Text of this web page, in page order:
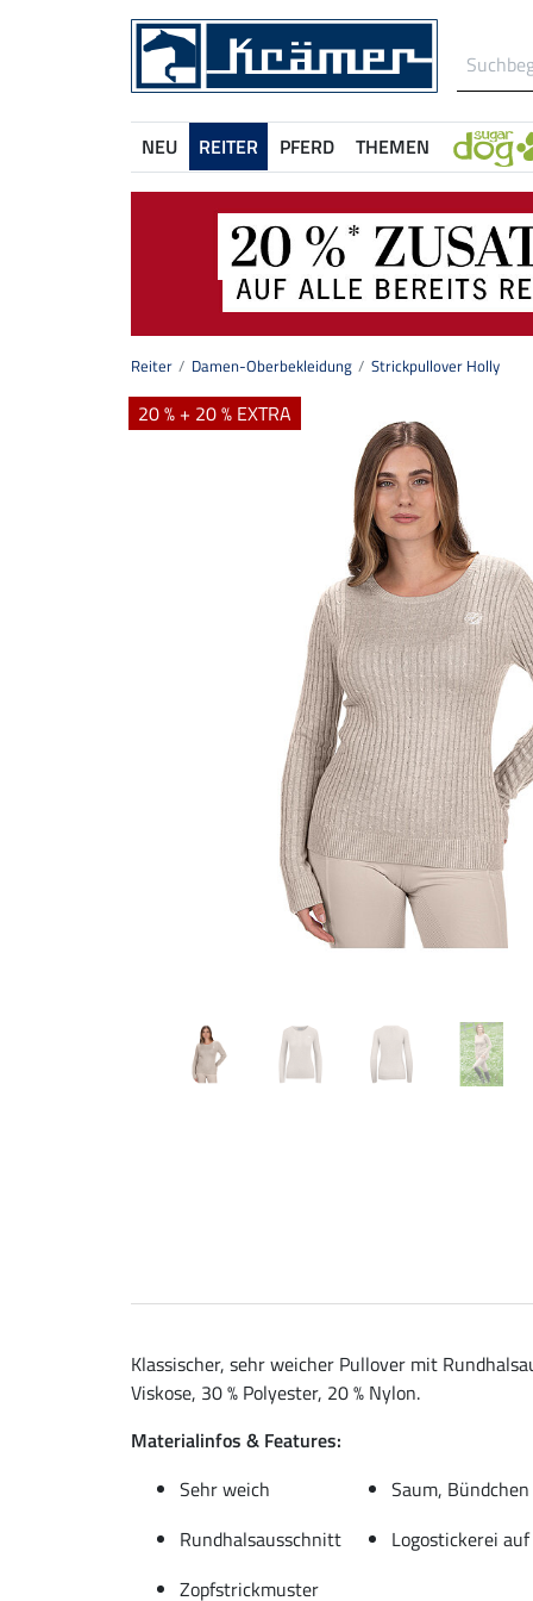
NEU REITER PFERD THEMEN
Reiter Damen-Oberbekleidung Strickpullover Holly
20 % + 20 % EXTRA
Klassischer, sehr weicher Pullover mit
Viskose, 30 % Polyester, 20 % Nylon.
Materialinfos & Features:
Sehr weich
Saum,
Rundhalsausschnitt
Logostickerei
Zopfstrickmuster